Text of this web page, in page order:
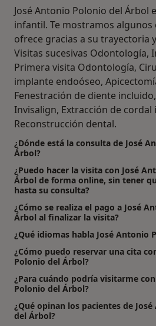
José Antonio Polonio del Árbol
infantil. Te mostramos algunos
ofrece gracias a su trayectoria
Visitas sucesivas Odontología,
Primera visita Odontología,
implante endoóseo,
Fenestración de diente
Invisalign, Extracción de cordal
Reconstrucción dental.
¿Dónde está la consulta de José
Árbol?
¿Puedo hacer la visita con José
Árbol de forma online, sin tener
hasta su consulta?
¿Cómo se realiza el pago a José
Árbol al finalizar la visita?
¿Qué idiomas habla José Antonio
¿Cómo puedo reservar una cita
Polonio del Árbol?
¿Para cuándo podría visitarme
Polonio del Árbol?
¿Qué opinan los pacientes de
del Árbol?